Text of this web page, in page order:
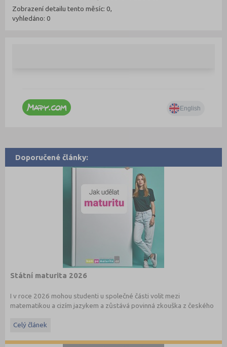
Zobrazení detailu tento měsíc: 0,
vyhledáno: 0
Doporučené články:
Státní maturita 2026
I v roce 2026 mohou studenti u společné části volit mezi
matematikou a cizím jazykem a zůstává povinná zkouška z českého
informacemi.
Celý článek